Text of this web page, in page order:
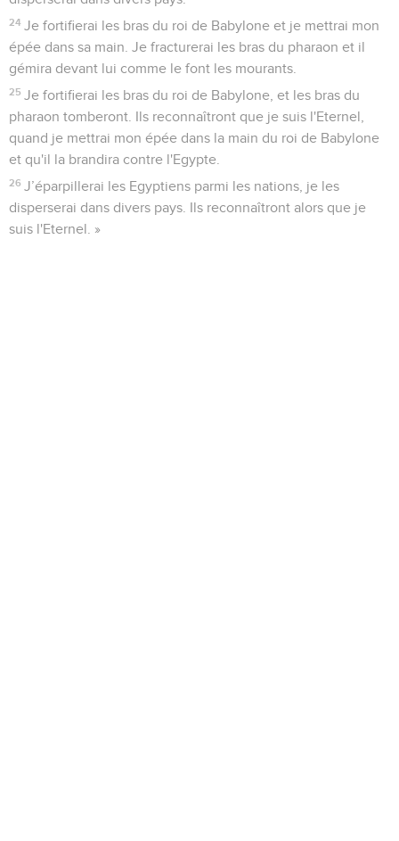
24 Je fortifierai les bras du roi de Babylone et je mettrai mon
épée dans sa main. Je fracturerai les bras du pharaon et il
gémira devant lui comme le font les mourants.
25 Je fortifierai les bras du roi de Babylone, et les bras du
pharaon tomberont. Ils reconnaîtront que je suis l'Eternel,
quand je mettrai mon épée dans la main du roi de Babylone
et qu'il la brandira contre l'Egypte.
26 J’éparpillerai les Egyptiens parmi les nations, je les
disperserai dans divers pays. Ils reconnaîtront alors que je
suis l'Eternel. »